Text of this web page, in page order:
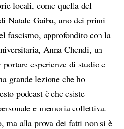
locali, come quella del
Natale Gaiba, uno dei primi
fascismo, approfondito con la
Anna Chendi, un
esperienze di studio e
grande lezione che ho
podcast è che esiste
e memoria collettiva:
ma alla prova dei fatti non si è